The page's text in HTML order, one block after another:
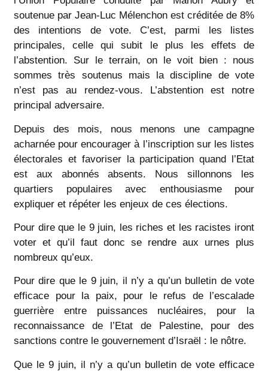
soutenue par Jean-Luc Mélenchon est créditée de 8%
des intentions de vote. C’est, parmi les listes
principales, celle qui subit le plus les effets de
l’abstention. Sur le terrain, on le voit bien : nous
sommes très soutenus mais la discipline de vote
n’est pas au rendez-vous. L’abstention est notre
principal adversaire.
Depuis des mois, nous menons une campagne
acharnée pour encourager à l’inscription sur les listes
électorales et favoriser la participation quand l’Etat
est aux abonnés absents. Nous sillonnons les
quartiers populaires avec enthousiasme pour
expliquer et répéter les enjeux de ces élections.
Pour dire que le 9 juin, les riches et les racistes iront
voter et qu’il faut donc se rendre aux urnes plus
nombreux qu’eux.
Pour dire que le 9 juin, il n’y a qu’un bulletin de vote
efficace pour la paix, pour le refus de l’escalade
guerrière entre puissances nucléaires, pour la
reconnaissance de l’Etat de Palestine, pour des
sanctions contre le gouvernement d’Israël : le nôtre.
Que le 9 juin, il n’y a qu’un bulletin de vote efficace